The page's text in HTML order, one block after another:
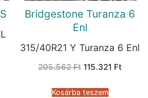
Bridgestone Turanza 6
Enl
315/40R21 Y Turanza 6 Enl
205.562Ft Original
205.562 Ft.
115.321 Ft
Kosárba teszem